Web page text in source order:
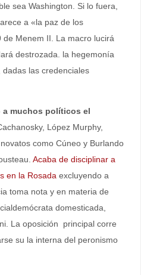
sea Washington. Si lo fuera,
a «la paz de los
Menem II. La macro lucirá
destrozada. la hegemonía
las credenciales
a muchos políticos el
López Murphy,
como Cúneo y Burlando
Acaba de disciplinar a
en la Rosada excluyendo a
toma nota y en materia de
domesticada,
La oposición principal corre
su la interna del peronismo